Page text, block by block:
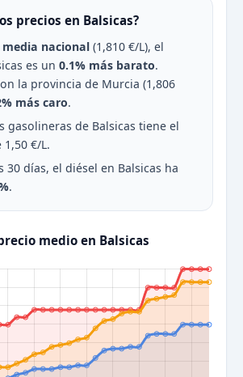
precios en Balsicas?
media nacional (1,810 €/L), el
es un 0.1% más barato.
la provincia de Murcia (1,806
más caro.
gasolineras de Balsicas tiene el
€/L.
30 días, el diésel en Balsicas ha
.
medio en Balsicas